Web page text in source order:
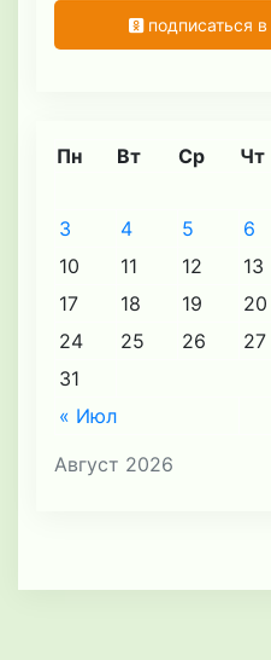
подписаться
Август 2026
Пн Вт Ср Чт
« Июл
3
4 5 6
10
11 12 13
17
18 19 20
24
25 26 27
31